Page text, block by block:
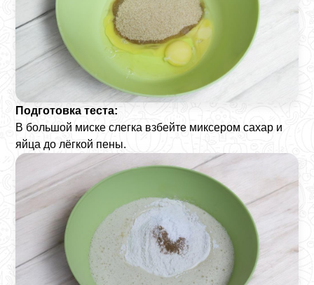
Подготовка теста:
В большой миске слегка взбейте миксером сахар и
яйца до лёгкой пены.